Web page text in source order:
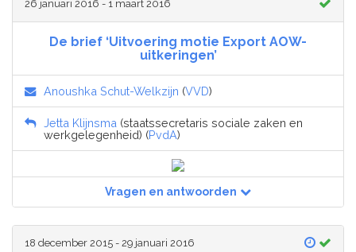
26 januari 2016 - 1 maart 2016
De brief ‘Uitvoering motie Export AOW-
uitkeringen’
Anoushka Schut-Welkzijn (VVD)
Jetta Klijnsma (staatssecretaris sociale zaken en
werkgelegenheid) (PvdA)
Vragen en antwoorden
18 december 2015 - 29 januari 2016